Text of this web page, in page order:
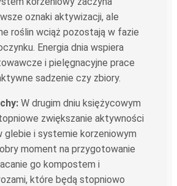
oznaki aktywizacji, ale
roślin wciąż pozostają w fazie
Energia dnia wspiera
i pielęgnacyjne prace
sadzenie czy zbiory.
W drugim dniu księżycowym
zwiększanie aktywności
glebie i systemie korzeniowym
moment na przygotowanie
go kompostem i
które będą stopniowo